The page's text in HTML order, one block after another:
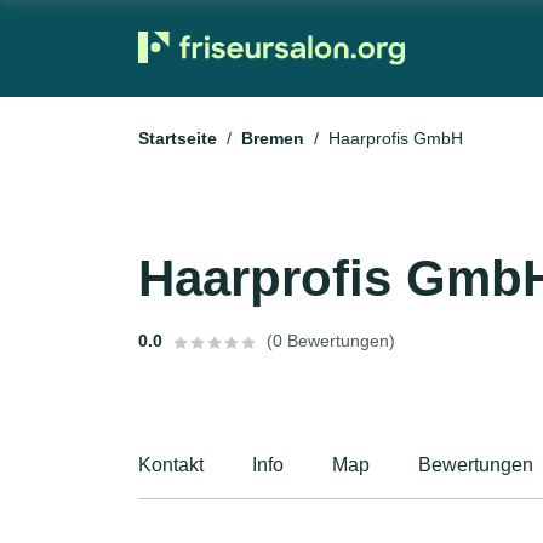
Startseite Bremen Haarprofis GmbH
Haarprofis
0.0 (0 Bewertungen)
Kontakt Info Map Bewertungen